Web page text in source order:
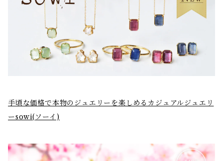
手頃な価格で本物のジュエリーを楽しめるカジュアルジュエリ
ーsowi(ソーイ)